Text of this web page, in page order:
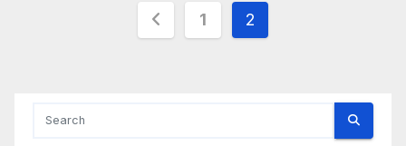
Posts
1 2